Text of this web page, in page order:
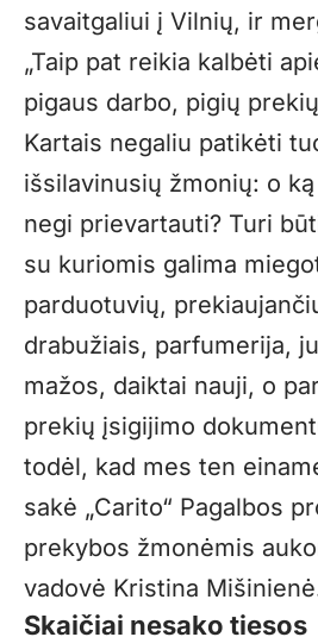
savaitgaliui į Vilnių, ir
„Taip pat reikia kalbėti
pigaus darbo, pigių
Kartais negaliu patikėti
išsilavinusių žmonių: o
negi prievartauti? Turi
su kuriomis galima
parduotuvių,
drabužiais, parfumerija,
mažos, daiktai nauji, o
prekių įsigijimo
todėl, kad mes ten
sakė „Carito“ Pagalbos
prekybos žmonėmis
vadovė Kristina
Skaičiai nesako tiesos